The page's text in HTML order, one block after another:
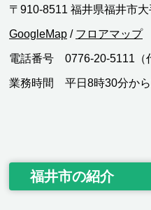
〒910-8511 福井県福井市
GoogleMap / フロアマップ
電話番号 0776-20-5111（
業務時間 平日8時30分か
福井市の紹介